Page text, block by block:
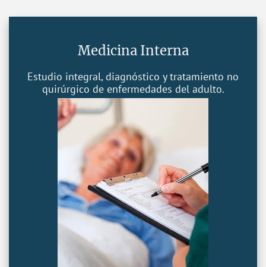
Medicina Interna
Estudio integral, diagnóstico y tratamiento no
quirúrgico de enfermedades del adulto.